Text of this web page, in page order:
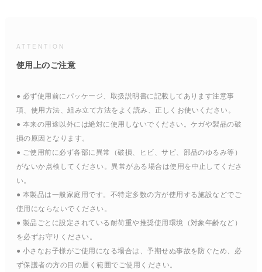
ATTENTION
使用上のご注意
● 必ず使用前にパッケージ、取扱説明書に記載してあります注意事
項、使用方法、組み立て方法をよく読み、正しくお使いください。
● 本来の用途以外には絶対に使用しないでください。ケガや製品の破
損の原因となります。
● ご使用前に必ず各部に異常（破損、ヒビ、サビ、部品のゆるみ等）
がないか点検してください。異常がある場合は使用を中止してくださ
い。
● 本製品は一般家庭用です。不特定多数の方が使用する施設などでご
使用にならないでください。
● 製品ごとに設定されている耐荷重や推奨使用環境（対象年齢など）
を必ずお守りください。
● 小さなお子様がご使用になる場合は、予期せぬ事故を防ぐため、必
ず保護者の方の目の届く範囲でご使用ください。